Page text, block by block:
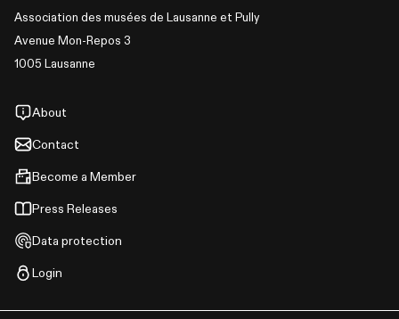
Association des musées de Lausanne et Pully
Avenue Mon-Repos 3
1005 Lausanne
About
Contact
Become a Member
Press Releases
Data protection
Login